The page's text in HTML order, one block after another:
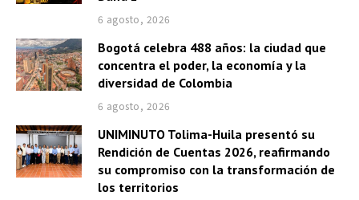
6 agosto, 2026
Bogotá celebra 488 años: la ciudad que
concentra el poder, la economía y la
diversidad de Colombia
6 agosto, 2026
UNIMINUTO Tolima-Huila presentó su
Rendición de Cuentas 2026, reafirmando
su compromiso con la transformación de
los territorios